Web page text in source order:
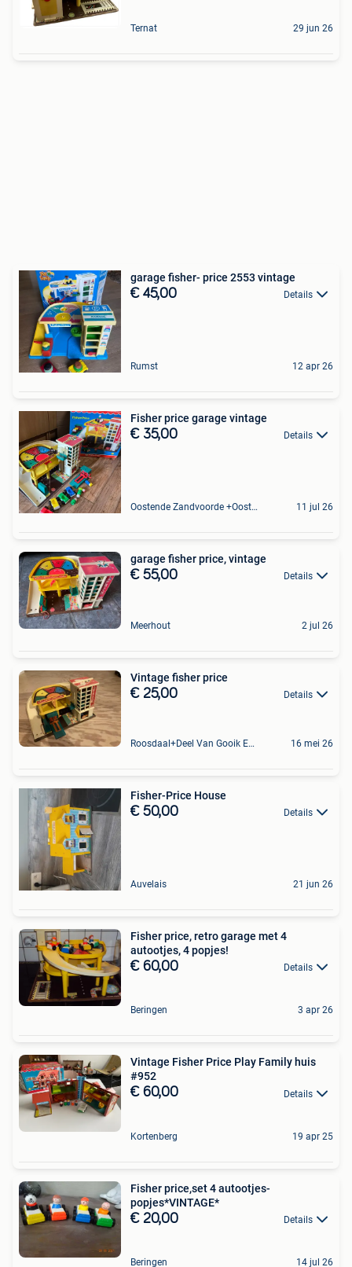
Ternat 29 jun 26
garage fisher- price 2553 vintage
€ 45,00 Details
Rumst 12 apr 26
Fisher price garage vintage
€ 35,00 Details
Oostende Zandvoorde +Oostende 11 jul 26
garage fisher price, vintage
€ 55,00 Details
Meerhout 2 jul 26
Vintage fisher price
€ 25,00 Details
Roosdaal+Deel Van Gooik En Sint-Kwintens-Lennik 16 mei 26
Fisher-Price House
€ 50,00 Details
Auvelais 21 jun 26
Fisher price, retro garage met 4
autootjes, 4 popjes!
€ 60,00 Details
Beringen 3 apr 26
Vintage Fisher Price Play Family huis
#952
€ 60,00 Details
Kortenberg 19 apr 25
Fisher price,set 4 autootjes-
popjes*VINTAGE*
€ 20,00 Details
Beringen 14 jul 26